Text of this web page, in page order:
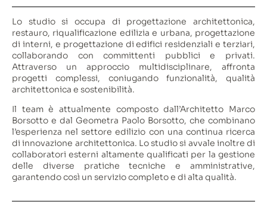
Lo studio si occupa di progettazione architettonica,
restauro, riqualificazione edilizia e urbana, progettazione
di interni, e progettazione di edifici residenziali e terziari,
collaborando con committenti pubblici e privati.
Attraverso un approccio multidisciplinare, affronta
progetti complessi, coniugando funzionalità, qualità
architettonica e sostenibilità.
Il team è attualmente composto dall’Architetto Marco
Borsotto e dal Geometra Paolo Borsotto, che combinano
l’esperienza nel settore edilizio con una continua ricerca
di innovazione architettonica. Lo studio si avvale inoltre di
collaboratori esterni altamente qualificati per la gestione
delle diverse pratiche tecniche e amministrative,
garantendo così un servizio completo e di alta qualità.